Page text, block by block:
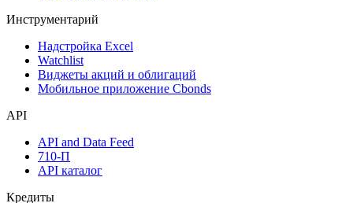
Инструментарий
Надстройка Excel
Watchlist
Виджеты акций и облигаций
Мобильное приложение Cbonds
API
API and Data Feed
710-П
API каталог
Кредиты